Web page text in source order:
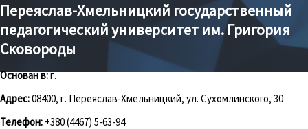
Переяслав-Хмельницкий государственный
педагогический университет им. Григория
Сковороды
Основан в:г.
Адрес:08400, г. Переяслав-Хмельницкий, ул. Сухомлинского, 30
Телефон: +380 (4467) 5-63-94